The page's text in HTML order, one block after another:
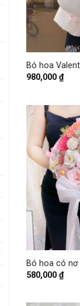
Bó hoa
980,000 ₫
Bó hoa có
580,000 ₫